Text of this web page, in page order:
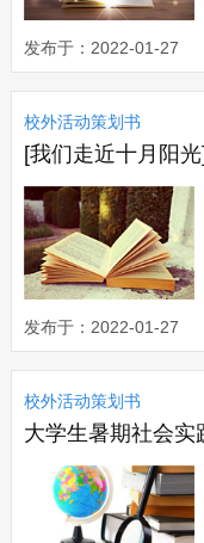
发布于：2022-01-27
校外活动策划书
发布于：2022-01-27
校外活动策划书